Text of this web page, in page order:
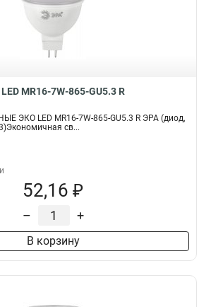
MR16-7W-865-GU5.3 R
ЭКО LED MR16-7W-865-GU5.3 R ЭРА (диод,
св...
52,16 ₽
– +
В корзину